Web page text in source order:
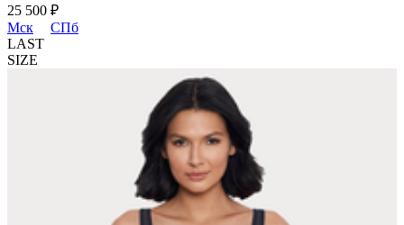
25 500 ₽
Мск
СПб
LAST
SIZE